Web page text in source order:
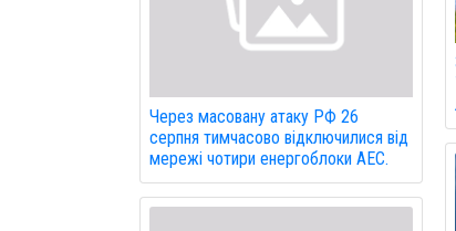
Через масовану атаку РФ 26
серпня тимчасово відключилися від
мережі чотири енергоблоки АЕС.